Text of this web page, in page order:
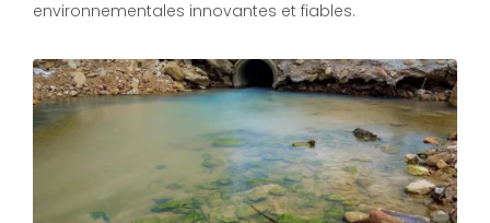
environnementales innovantes et fiables.